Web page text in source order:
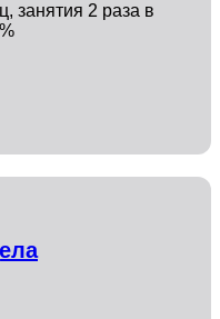
занятия 2 раза в